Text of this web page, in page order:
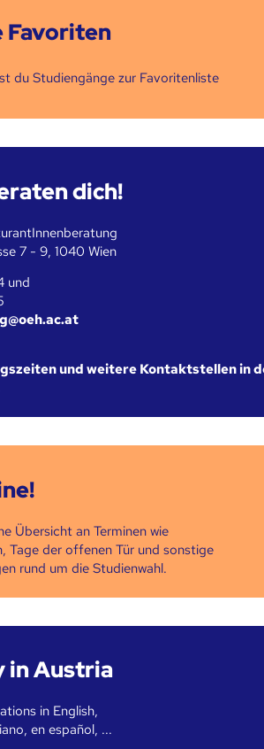
Favoriten
du Studiengänge zur Favoritenliste
dich!
7 - 9, 1040 Wien
und
und weitere Kontaktstellen in
Übersicht an Terminen wie
Tage der offenen Tür und sonstige
rund um die Studienwahl.
in Austria
in English,
en español, ...